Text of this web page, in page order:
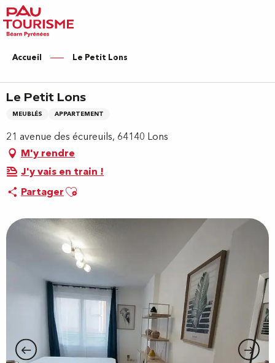
Aller
au
contenu
principal
Accueil Le Petit Lons
Le Petit Lons
MEUBLÉS APPARTEMENT
21 avenue des écureuils, 64140 Lons
M'y rendre
J'y vais en train !
PartagerAjouter aux favoris